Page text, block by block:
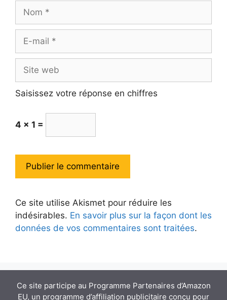
Nom
Site
web
Saisissez votre réponse en chiffres
4 × 1 =
Ce site utilise Akismet pour réduire les
indésirables. En savoir plus sur la façon dont les
données de vos commentaires sont traitées.
Ce site participe au Programme Partenaires d’Amazon
EU, un programme d’affiliation publicitaire conçu pour